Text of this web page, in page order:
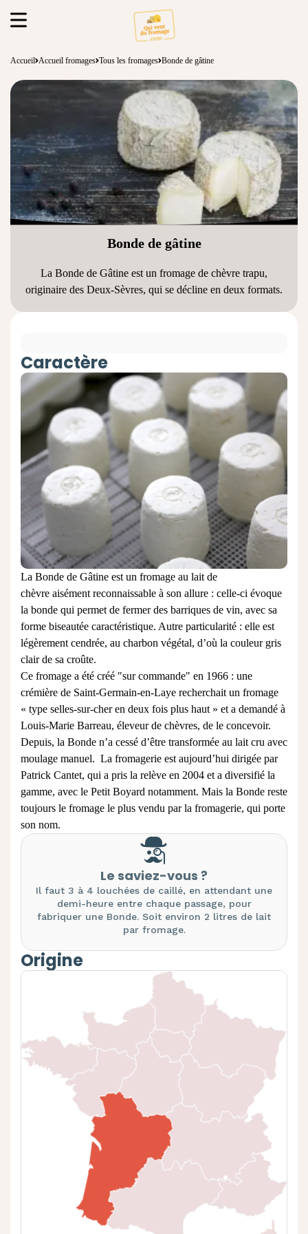
Accueil Accueil fromages Tous les fromages Bonde de gâtine
Bonde de gâtine
La Bonde de Gâtine est un fromage de chèvre trapu,
originaire des Deux-Sèvres, qui se décline en deux formats.
Caractère
La Bonde de Gâtine est un fromage au lait de
chèvre aisément reconnaissable à son allure : celle-ci évoque
la bonde qui permet de fermer des barriques de vin, avec sa
forme biseautée caractéristique. Autre particularité : elle est
légèrement cendrée, au charbon végétal, d’où la couleur gris
clair de sa croûte.
Ce fromage a été créé "sur commande" en 1966 : une
crémière de Saint-Germain-en-Laye recherchait un fromage
« type selles-sur-cheren deux fois plus haut » et a demandé à
Louis-Marie Barreau, éleveur de chèvres, de le concevoir.
Depuis, la Bonde n’a cessé d’être transformée au lait cru avec
moulage manuel. La fromagerie est aujourd’hui dirigée par
Patrick Cantet, qui a pris la relève en 2004 et a diversifié la
gamme, avec le Petit Boyard notamment. Mais la Bonde reste
toujours le fromage le plus vendu par la fromagerie, qui porte
son nom.
Le saviez-vous ?
Il faut 3 à 4 louchées de caillé, en attendant une
demi-heure entre chaque passage, pour
fabriquer une Bonde. Soit environ 2 litres de lait
par fromage.
Origine